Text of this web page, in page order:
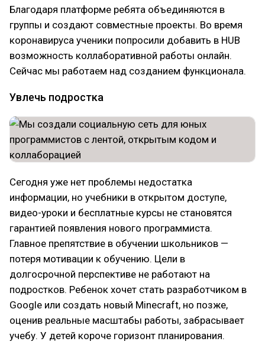
Благодаря платформе ребята объединяются в
группы и создают совместные проекты. Во время
коронавируса ученики попросили добавить в HUB
возможность коллаборативной работы онлайн.
Сейчас мы работаем над созданием функционала.
Увлечь подростка
Сегодня уже нет проблемы недостатка
информации, но учебники в открытом доступе,
видео-уроки и бесплатные курсы не становятся
гарантией появления нового программиста.
Главное препятствие в обучении школьников —
потеря мотивации к обучению. Цели в
долгосрочной перспективе не работают на
подростков. Ребенок хочет стать разработчиком в
Google или создать новый Minecraft, но позже,
оценив реальные масштабы работы, забрасывает
учебу. У детей короче горизонт планирования.